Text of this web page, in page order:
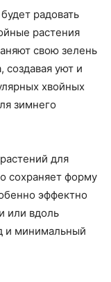
радовать
растения
свою зелень
создавая уют и
хвойных
зимнего
для
сохраняет форму
эффектно
или вдоль
и минимальный